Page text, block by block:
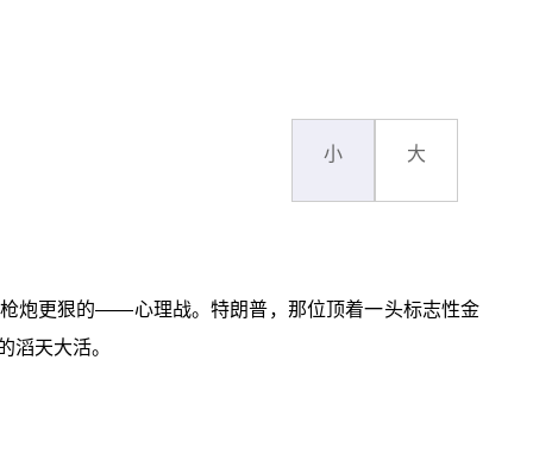
小 大
炮更狠的——心理战。特朗普，那位顶着一头标志性金
滔天大活。